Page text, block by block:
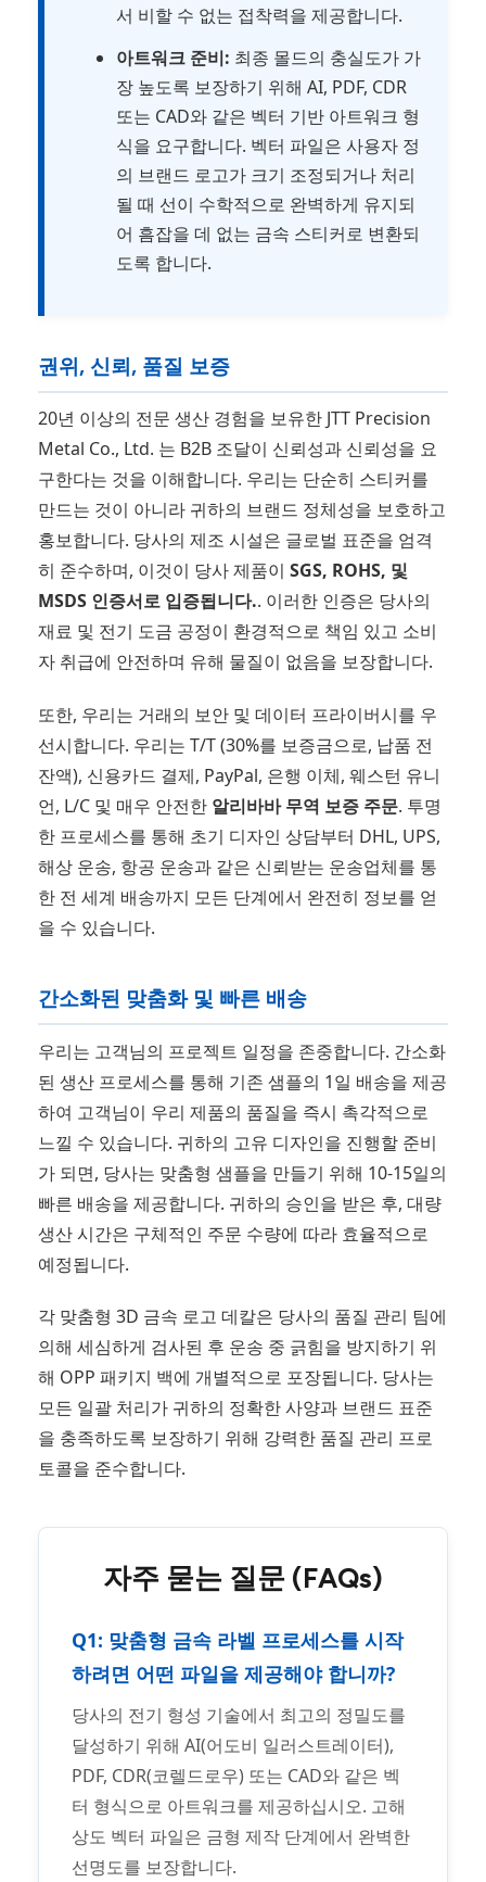
서 비할 수 없는 접착력을 제공합니다.
아트워크 준비: 최종 몰드의 충실도가 가
장 높도록 보장하기 위해 AI, PDF, CDR
또는 CAD와 같은 벡터 기반 아트워크 형
식을 요구합니다. 벡터 파일은 사용자 정
의 브랜드 로고가 크기 조정되거나 처리
될 때 선이 수학적으로 완벽하게 유지되
어 흠잡을 데 없는 금속 스티커로 변환되
도록 합니다.
권위, 신뢰, 품질 보증
20년 이상의 전문 생산 경험을 보유한 JTT Precision
Metal Co., Ltd. 는 B2B 조달이 신뢰성과 신뢰성을 요
구한다는 것을 이해합니다. 우리는 단순히 스티커를
만드는 것이 아니라 귀하의 브랜드 정체성을 보호하고
홍보합니다. 당사의 제조 시설은 글로벌 표준을 엄격
히 준수하며, 이것이 당사 제품이 SGS, ROHS, 및
MSDS 인증서로 입증됩니다.. 이러한 인증은 당사의
재료 및 전기 도금 공정이 환경적으로 책임 있고 소비
자 취급에 안전하며 유해 물질이 없음을 보장합니다.
또한, 우리는 거래의 보안 및 데이터 프라이버시를 우
선시합니다. 우리는 T/T (30%를 보증금으로, 납품 전
잔액), 신용카드 결제, PayPal, 은행 이체, 웨스턴 유니
언, L/C 및 매우 안전한 알리바바 무역 보증 주문. 투명
한 프로세스를 통해 초기 디자인 상담부터 DHL, UPS,
해상 운송, 항공 운송과 같은 신뢰받는 운송업체를 통
한 전 세계 배송까지 모든 단계에서 완전히 정보를 얻
을 수 있습니다.
간소화된 맞춤화 및 빠른 배송
우리는 고객님의 프로젝트 일정을 존중합니다. 간소화
된 생산 프로세스를 통해 기존 샘플의 1일 배송을 제공
하여 고객님이 우리 제품의 품질을 즉시 촉각적으로
느낄 수 있습니다. 귀하의 고유 디자인을 진행할 준비
가 되면, 당사는 맞춤형 샘플을 만들기 위해 10-15일의
빠른 배송을 제공합니다. 귀하의 승인을 받은 후, 대량
생산 시간은 구체적인 주문 수량에 따라 효율적으로
예정됩니다.
각 맞춤형 3D 금속 로고 데칼은 당사의 품질 관리 팀에
의해 세심하게 검사된 후 운송 중 긁힘을 방지하기 위
해 OPP 패키지 백에 개별적으로 포장됩니다. 당사는
모든 일괄 처리가 귀하의 정확한 사양과 브랜드 표준
을 충족하도록 보장하기 위해 강력한 품질 관리 프로
토콜을 준수합니다.
자주 묻는 질문 (FAQs)
Q1: 맞춤형 금속 라벨 프로세스를 시작
하려면 어떤 파일을 제공해야 합니까?
당사의 전기 형성 기술에서 최고의 정밀도를
달성하기 위해 AI(어도비 일러스트레이터),
PDF, CDR(코렐드로우) 또는 CAD와 같은 벡
터 형식으로 아트워크를 제공하십시오. 고해
상도 벡터 파일은 금형 제작 단계에서 완벽한
선명도를 보장합니다.